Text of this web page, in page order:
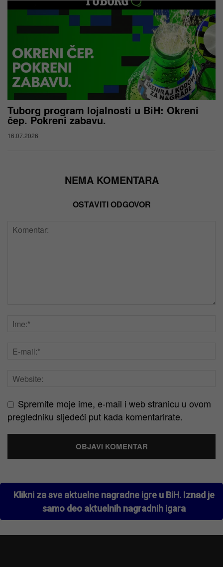
Tuborg program lojalnosti u BiH: Okreni
čep. Pokreni zabavu.
16.07.2026
NEMA KOMENTARA
OSTAVITI ODGOVOR
Spremite moje ime, e-mail i web stranicu u ovom
pregledniku sljedeći put kada komentarirate.
Klikni za sve aktuelne nagradne igre u BiH. Iznad je
samo deo aktuelnih nagradnih igara